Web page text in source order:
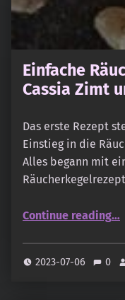
Einfache
Cassia Zimt
Das erste Rezept
Einstieg in die
Alles begann mit
Continue reading“Einfache
…
2023-07-06 0